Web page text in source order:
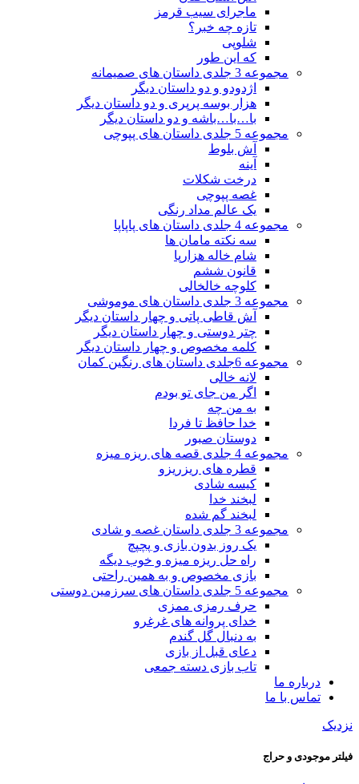
ماجرای سیب قرمز
تازه چه خبر؟
شلوپی
که این طور
مجموعه 3 جلدی داستان های صمیمانه
اژدودو و دو داستان دیگر
هزار بوسه پرپری و دو داستان دیگر
با…با…باشه و دو داستان دیگر
مجموعه 5 جلدی داستان های پپوچی
آش بلوط
آینه
درخت شکلات
غصه پپوچی
یک عالم مداد رنگی
مجموعه 4 جلدی داستان های پاپاپا
سه نکته مامان ها
شام خاله هزارپا
قانون ششم
کلوچه خالخالی
مجموعه 3 جلدی داستان های موموشی
آش قاطی پاتی و چهار داستان دیگر
چتر دوستی و چهار داستان دیگر
کلمه مخصوص و چهار داستان دیگر
مجموعه 6جلدی داستان های رنگین کمان
لانه خالی
اگر من جای تو بودم
به من چه
خدا حافظ تا فردا
دوستان صبور
مجموعه 4 جلدی قصه های ریزه میزه
قطره های ریزریزو
کیسه شادی
لبخند خدا
لبخند گم شده
مجموعه 3 جلدی داستان غصه و شادی
یک روز بدون بازی و پچپچ
راه حل ریزه میزه و خوب دیگه
بازی مخصوص و به همین راحتی
مجموعه 5 جلدی داستان های سرزمین دوستی
حرف رمزی ممزی
خدای پروانه های غرغرو
به دنبال گل گندم
دعای قبل از بازی
تاب بازی دسته جمعی
درباره ما
تماس با ما
نزدیک
فیلتر موجودی و حراج